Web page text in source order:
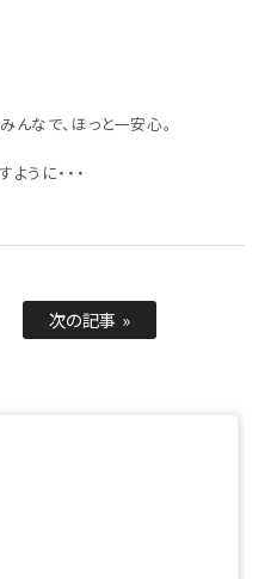
んなで、ほっと一安心。
うに・・・
次の記事 »